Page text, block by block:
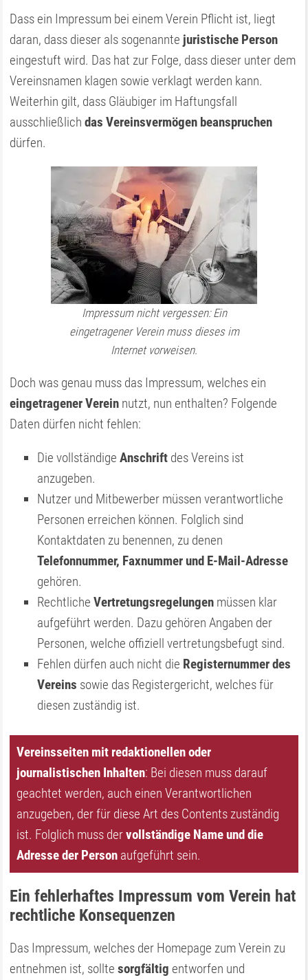
Dass ein Impressum bei einem Verein Pflicht ist, liegt
daran, dass dieser als sogenannte juristische Person
eingestuft wird. Das hat zur Folge, dass dieser unter dem
Vereinsnamen klagen sowie verklagt werden kann.
Weiterhin gilt, dass Gläubiger im Haftungsfall
ausschließlichdas Vereinsvermögen beanspruchen
dürfen.
Impressum nicht vergessen: Ein
eingetragener Verein muss dieses im
Internet vorweisen.
Doch was genau muss das Impressum, welches ein
eingetragener Verein nutzt, nun enthalten? Folgende
Daten dürfen nicht fehlen:
Die vollständigeAnschrift des Vereins ist
anzugeben.
Nutzer und Mitbewerber müssen verantwortliche
Personen erreichen können. Folglich sind
Kontaktdaten zu benennen, zu denen
Telefonnummer, Faxnummer und E-Mail-Adresse
gehören.
RechtlicheVertretungsregelungen müssen klar
aufgeführt werden. Dazu gehören Angaben der
Personen, welche offiziell vertretungsbefugt sind.
Fehlen dürfen auch nicht die Registernummer des
Vereins sowie das Registergericht, welches für
diesen zuständig ist.
Vereinsseiten mit redaktionellen oder
journalistischen Inhalten: Bei diesen muss darauf
geachtet werden, auch einen Verantwortlichen
anzugeben, der für diese Art des Contents zuständig
ist. Folglich muss dervollständige Name und die
Adresse der Person aufgeführt sein.
Ein fehlerhaftes Impressum vom Verein hat
rechtliche Konsequenzen
Das Impressum, welches der Homepage zum Verein zu
entnehmen ist, solltesorgfältig entworfen und